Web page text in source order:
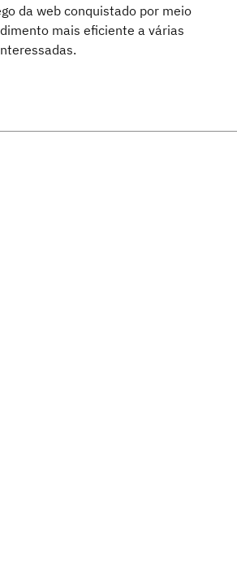
da web conquistado por meio
mais eficiente a várias